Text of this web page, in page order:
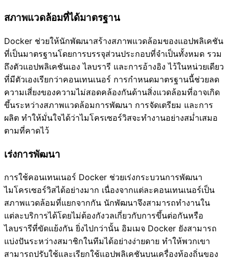
สภาพแวดล้อมที่ได้มาตรฐาน
Docker ช่วยให้นักพัฒนาสร้างสภาพแวดล้อมของแอปพลิเคชัน
ที่เป็นมาตรฐานโดยการบรรจุส่วนประกอบที่จำเป็นทั้งหมด รวม
ถึงตัวแอปพลิเคชันเอง ไลบรารี และการอ้างอิง ไว้ในหน่วยเดียว
ที่มีตัวเองเรียกว่าคอนเทนเนอร์ การกำหนดมาตรฐานนี้ช่วยลด
ความเสี่ยงของความไม่สอดคล้องกันด้านสิ่งแวดล้อมที่อาจเกิด
ขึ้นระหว่างสภาพแวดล้อมการพัฒนา การจัดเตรียม และการ
ผลิต ทำให้มั่นใจได้ว่าไมโครเซอร์วิสจะทำงานอย่างสม่ำเสมอ
ตามที่คาดไว้
เร่งการพัฒนา
การใช้คอนเทนเนอร์ Docker ช่วยเร่งกระบวนการพัฒนา
ไมโครเซอร์วิสได้อย่างมาก เนื่องจากแต่ละคอนเทนเนอร์เป็น
สภาพแวดล้อมที่แยกจากกัน นักพัฒนาจึงสามารถทำงานใน
แต่ละบริการได้โดยไม่ต้องกังวลเกี่ยวกับการขึ้นต่อกันหรือ
ไลบรารีที่ขัดแย้งกัน ยิ่งไปกว่านั้น อิมเมจ Docker ยังสามารถ
แบ่งปันระหว่างสมาชิกในทีมได้อย่างง่ายดาย ทำให้พวกเขา
สามารถปรับใช้และเรียกใช้แอปพลิเคชันบนเครื่องท้องถิ่นของ